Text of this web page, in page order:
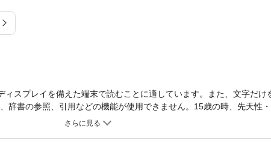
スプレイを備えた端末で読むことに適しています。また、文字だけ
辞書の参照、引用などの機能が使用できません。15歳の時、先天性・
以来この病気とつきあいながら詩を書く。この詩集を刊行した段階で